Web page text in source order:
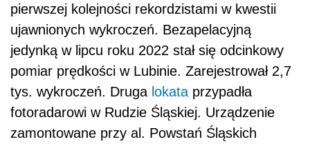
pierwszej kolejności rekordzistami w kwestii
ujawnionych wykroczeń. Bezapelacyjną
jedynką w lipcu roku 2022 stał się odcinkowy
pomiar prędkości w Lubinie. Zarejestrował 2,7
tys. wykroczeń. Druga lokata przypadła
fotoradarowi w Rudzie Śląskiej. Urządzenie
zamontowane przy al. Powstań Śląskich